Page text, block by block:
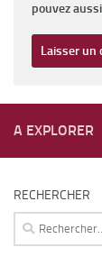
pouvez aussi
A EXPLORER
RECHERCHER
Rechercher :